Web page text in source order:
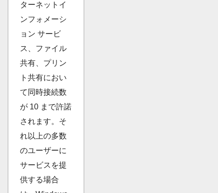
ターネットイ
ンフォメーシ
ョン サービ
ス、ファイル
共有、プリン
ト共有におい
て同時接続数
が 10 まで許諾
されます。そ
れ以上の多数
のユーザーに
サービスを提
供する場合